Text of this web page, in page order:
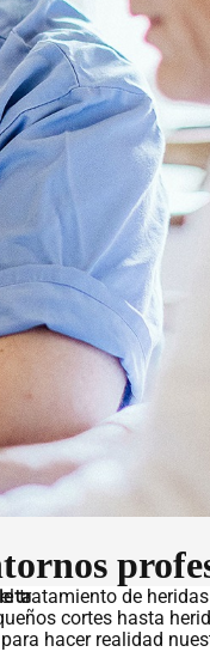
tratamiento de
cortes hasta
hacer realidad